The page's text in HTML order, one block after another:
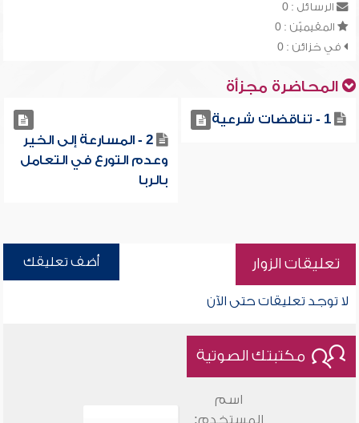
الرسائل : 0
المقيميّن : 0
في خزائن : 0
المحاضرة مجزأة
1 - تناقضات شرعية
2 - المسارعة إلى الخير
وعدم التورع في التعامل
بالربا
تعليقات الزوار أضف تعليقك
لا توجد تعليقات حتى الآن
مكتبتك الصوتية
اسم
المستخدم: